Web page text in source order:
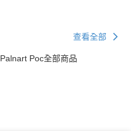
查看全部
Palnart Poc全部商品